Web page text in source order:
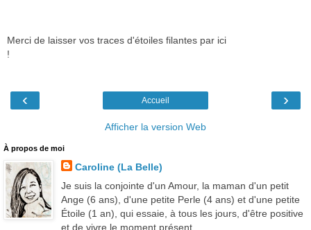
Merci de laisser vos traces d'étoiles filantes par ici
!
‹ ›
Accueil
Afficher la version Web
À propos de moi
Caroline (La Belle)
Je suis la conjointe d'un Amour, la maman d'un petit
Ange (6 ans), d'une petite Perle (4 ans) et d'une petite
Étoile (1 an), qui essaie, à tous les jours, d'être positive
et de vivre le moment présent.